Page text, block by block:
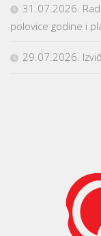
31.07.2026.
polovice godine i
29.07.2026.